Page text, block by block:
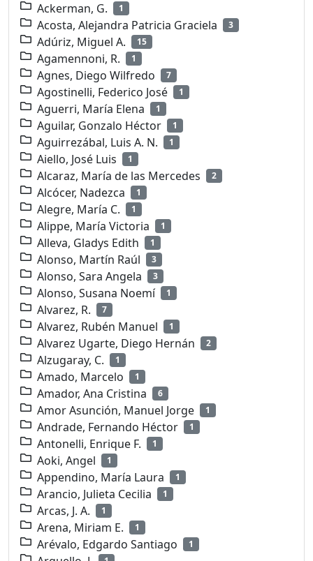
Ackerman, G. 1
Acosta, Alejandra Patricia Graciela 3
Adúriz, Miguel A. 15
Agamennoni, R. 1
Agnes, Diego Wilfredo 7
Agostinelli, Federico José 1
Aguerri, María Elena 1
Aguilar, Gonzalo Héctor 1
Aguirrezábal, Luis A. N. 1
Aiello, José Luis 1
Alcaraz, María de las Mercedes 2
Alcócer, Nadezca 1
Alegre, María C. 1
Alippe, María Victoria 1
Alleva, Gladys Edith 1
Alonso, Martín Raúl 3
Alonso, Sara Angela 3
Alonso, Susana Noemí 1
Alvarez, R. 7
Alvarez, Rubén Manuel 1
Alvarez Ugarte, Diego Hernán 2
Alzugaray, C. 1
Amado, Marcelo 1
Amador, Ana Cristina 6
Amor Asunción, Manuel Jorge 1
Andrade, Fernando Héctor 1
Antonelli, Enrique F. 1
Aoki, Angel 1
Appendino, María Laura 1
Arancio, Julieta Cecilia 1
Arcas, J. A. 1
Arena, Miriam E. 1
Arévalo, Edgardo Santiago 1